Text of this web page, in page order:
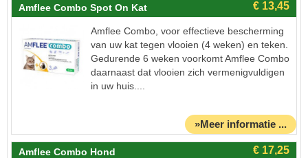
Amflee Combo Spot On Kat
Amflee Combo, voor effectieve bescherming
van uw kat tegen vlooien (4 weken) en teken.
Gedurende 6 weken voorkomt Amflee Combo
daarnaast dat vlooien zich vermenigvuldigen
in uw huis....
»Meer informatie ...
Amflee Combo Hond